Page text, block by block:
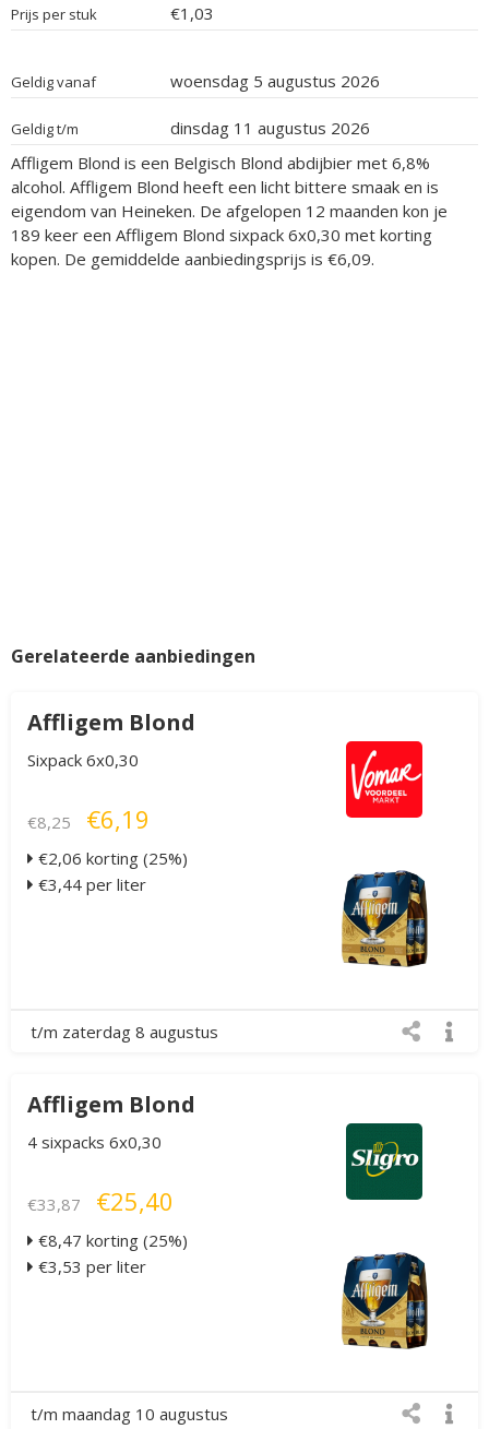
Prijs per stuk €1,03
Geldig vanaf woensdag 5 augustus 2026
Geldig t/m
dinsdag 11 augustus 2026
Affligem Blond is een Belgisch Blond abdijbier met 6,8%
alcohol. Affligem Blond heeft een licht bittere smaak en is
eigendom van Heineken. De afgelopen 12 maanden kon je
189 keer een Affligem Blond sixpack 6x0,30 met korting
kopen. De gemiddelde aanbiedingsprijs is €6,09.
Gerelateerde aanbiedingen
Affligem Blond
Sixpack 6x0,30
€8,25 €6,19
€2,06 korting (25%)
€3,44 per liter
t/m zaterdag 8 augustus
Affligem Blond
4 sixpacks 6x0,30
€33,87 €25,40
€8,47 korting (25%)
€3,53 per liter
t/m maandag 10 augustus